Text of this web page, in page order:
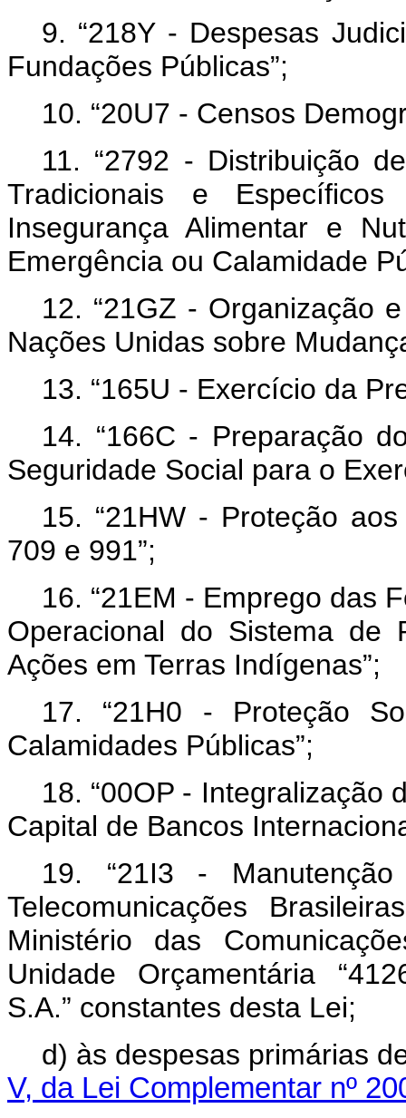
9. “218Y - Despesas
Fundações Públicas”;
10. “20U7 - Censos
11. “2792 - Distribuição
Tradicionais e
Insegurança Alimentar e
Emergência ou Calamidade
12. “21GZ - Organização
Nações Unidas sobre
13. “165U - Exercício da
14. “166C - Preparação
Seguridade Social para o
15. “21HW - Proteção
709 e 991”;
16. “21EM - Emprego das
Operacional do Sistema de
Ações em Terras Indígenas”;
17. “21H0 - Proteção
Calamidades Públicas”;
18. “00OP - Integralização
Capital de Bancos
19. “21I3 -
Telecomunicações
Ministério das
Unidade Orçamentária
S.A.” constantes desta Lei;
d) às despesas primárias
V, da Lei Complementar nº